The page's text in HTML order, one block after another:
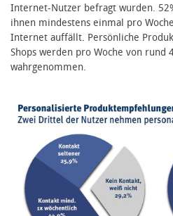
Internet-Nutzer befragt wurden.
ihnen mindestens einmal pro
Internet auffällt. Persönliche
Shops werden pro Woche von rund
wahrgenommen.